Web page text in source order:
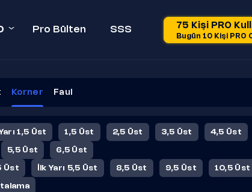
Pro Bülten SSS 75 Kişi PRO
Bugün 10 Kişi PRO
Korner Faul
1,5 Üst 1,5 Üst 2,5 Üst 3,5 Üst 4,5 Üst
5,5 Üst 6,5 Üst
Üst İlk Yarı 5,5 Üst 8,5 Üst 9,5 Üst 10,5 Üst